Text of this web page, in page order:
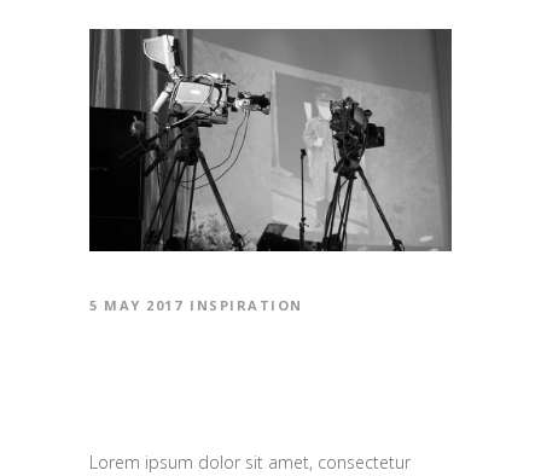
5 MAY 2017 INSPIRATION
Lorem ipsum dolor sit amet, consectetur